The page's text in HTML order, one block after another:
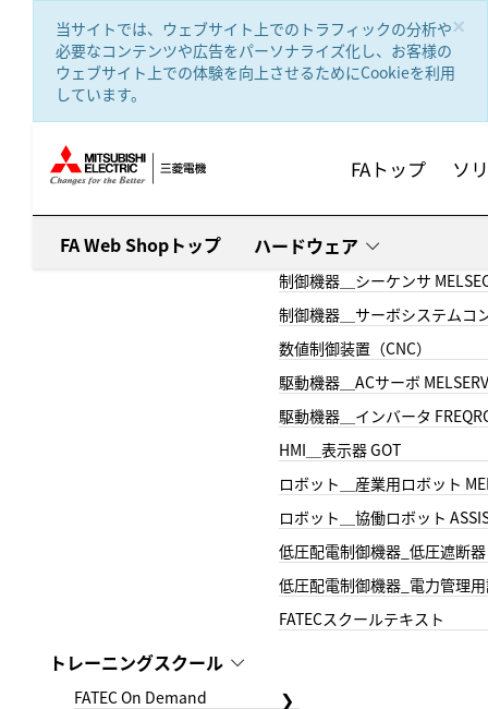
×
当サイトでは、ウェブサイト上でのトラフィックの分析や
必要なコンテンツや広告をパーソナライズ化し、お客様の
ウェブサイト上での体験を向上させるためにCookieを利用
しています。
FAトップ ソ
FA Web Shopトップ ハードウェア
制御機器＿シーケンサ
制御機器＿サーボシステムコ
数値制御装置（CNC）
駆動機器＿ACサーボ
駆動機器＿インバータ
HMI＿表示器 GOT
ロボット＿産業用ロボット
ロボット＿協働ロボット
低圧配電制御機器_低圧遮断器
低圧配電制御機器_電力管理
FATECスクールテキスト
トレーニングスクール
FATEC On Demand